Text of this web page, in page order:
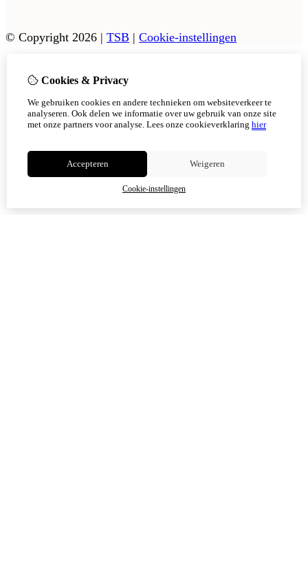
© Copyright 2026 | TSB | Cookie-instellingen
Cookies & Privacy
We gebruiken cookies en andere technieken om websiteverkeer te
analyseren. Ook delen we informatie over uw gebruik van onze site
met onze partners voor analyse. Lees onze cookieverklaring hier
Accepteren Weigeren
Cookie-instellingen
Vanaf 17 augustus zijn onze afhaalpunten in Tholen en
Scherpenisse weer geopend.
In Sint Philipsland kan er op afsppraak afgehaals worden,